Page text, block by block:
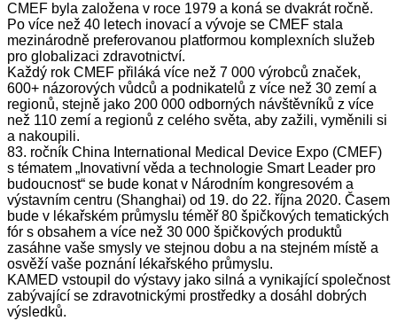
CMEF byla založena v roce 1979 a koná se dvakrát ročně.
Po více než 40 letech inovací a vývoje se CMEF stala
mezinárodně preferovanou platformou komplexních služeb
pro globalizaci zdravotnictví.
Každý rok CMEF přiláká více než 7 000 výrobců značek,
600+ názorových vůdců a podnikatelů z více než 30 zemí a
regionů, stejně jako 200 000 odborných návštěvníků z více
než 110 zemí a regionů z celého světa, aby zažili, vyměnili si
a nakoupili.
83. ročník China International Medical Device Expo (CMEF)
s tématem „Inovativní věda a technologie Smart Leader pro
budoucnost“ se bude konat v Národním kongresovém a
výstavním centru (Shanghai) od 19. do 22. října 2020. Časem
bude v lékařském průmyslu téměř 80 špičkových tematických
fór s obsahem a více než 30 000 špičkových produktů
zasáhne vaše smysly ve stejnou dobu a na stejném místě a
osvěží vaše poznání lékařského průmyslu.
KAMED vstoupil do výstavy jako silná a vynikající společnost
zabývající se zdravotnickými prostředky a dosáhl dobrých
výsledků.